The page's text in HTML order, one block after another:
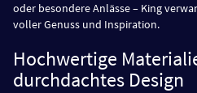
oder besondere Anlässe – King
voller Genuss und Inspiration.
Hochwertige
durchdachtes Design